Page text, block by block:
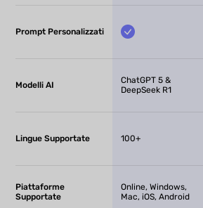
Prompt Personalizzati
Modelli AI
ChatGPT 5 &
DeepSeek R1
Lingue Supportate 100+
Piattaforme
Supportate
Online, Windows,
Mac, iOS, Android